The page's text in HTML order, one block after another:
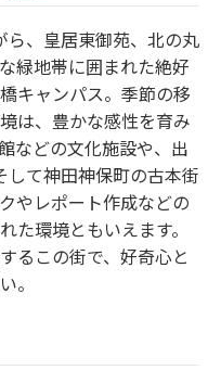
ら、皇居東御苑、北の丸
緑地帯に囲まれた絶好
キャンパス。季節の移
は、豊かな感性を育み
などの文化施設や、出
て神田神保町の古本街
やレポート作成などの
た環境ともいえます。
るこの街で、好奇心と
。